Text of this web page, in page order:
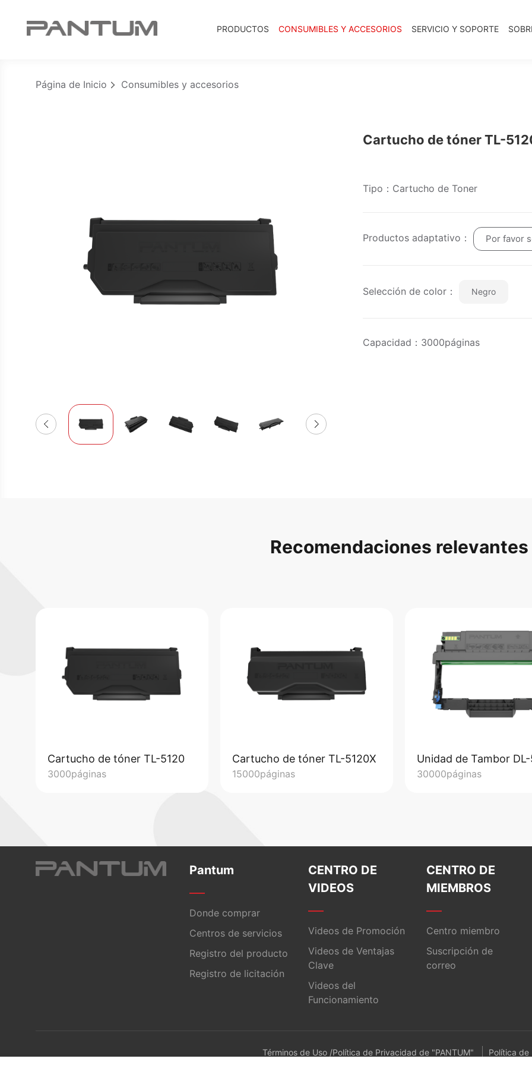
PRODUCTOS CONSUMIBLES Y ACCESORIOS SERVICIO Y SOPORTE
Página de Inicio Consumibles y accesorios
Cartucho de tóner TL-
Tipo：Cartucho de Toner
Productos adaptativo：
Selección de color： Negro
Capacidad：3000páginas
Recomendaciones relevantes
Cartucho de tóner TL-5120
3000páginas
Cartucho de tóner TL-5120X
15000páginas
Unidad de Tambor
30000páginas
Pantum
Donde comprar
Centros de servicios
Registro del producto
Registro de licitación
CENTRO DE
VIDEOS
Videos de Promoción
Videos de Ventajas
Clave
Videos del
Funcionamiento
CENTRO DE
MIEMBROS
Centro miembro
Suscripción de
correo
Términos de Uso /Política de Privacidad de "PANTUM" Política